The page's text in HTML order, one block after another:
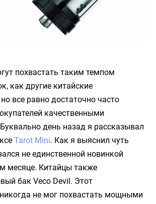
похвастать таким темпом
как другие китайские
все равно достаточно часто
качественными
день назад я рассказывал
Tarot Mini. Как я выяснил чуть
не единственной новинкой
месяце. Китайцы также
бак Veco Devil . Этот
не мог похвастать мощными